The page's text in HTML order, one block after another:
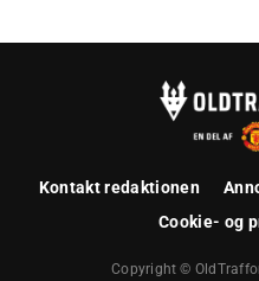
Kontakt redaktionen
Cookie- og
Copyright ©